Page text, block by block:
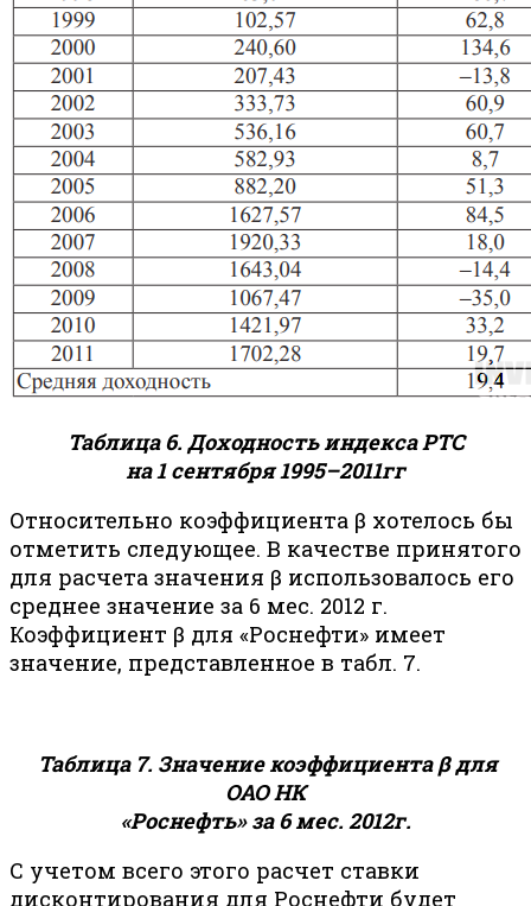
Таблица 6. Доходность индекса РТС
на 1 сентября 1995–2011гг
Относительно коэффициента β хотелось бы
отметить следующее. В качестве принятого
для расчета значения β использовалось его
среднее значение за 6 мес. 2012 г.
Коэффициент β для «Роснефти» имеет
значение, представленное в табл. 7.
Таблица 7. Значение коэффициента β для
ОАО НК
«Роснефть» за 6 мес. 2012г.
С учетом всего этого расчет ставки
дисконтирования для Роснефти будет